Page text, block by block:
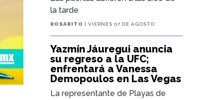
la tarde
ROSARITO | VIERNES 07 DE AGOSTO
Yazmín Jáuregui anuncia
su regreso a la UFC;
enfrentará a Vanessa
Demopoulos en Las Vegas
La representante de Playas de